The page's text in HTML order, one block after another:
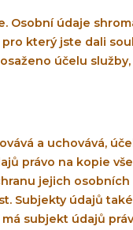
Osobní údaje
který jste dali
účelu
a uchovává,
právo na kopie
jejich
Subjekty údajů
subjekt údajů